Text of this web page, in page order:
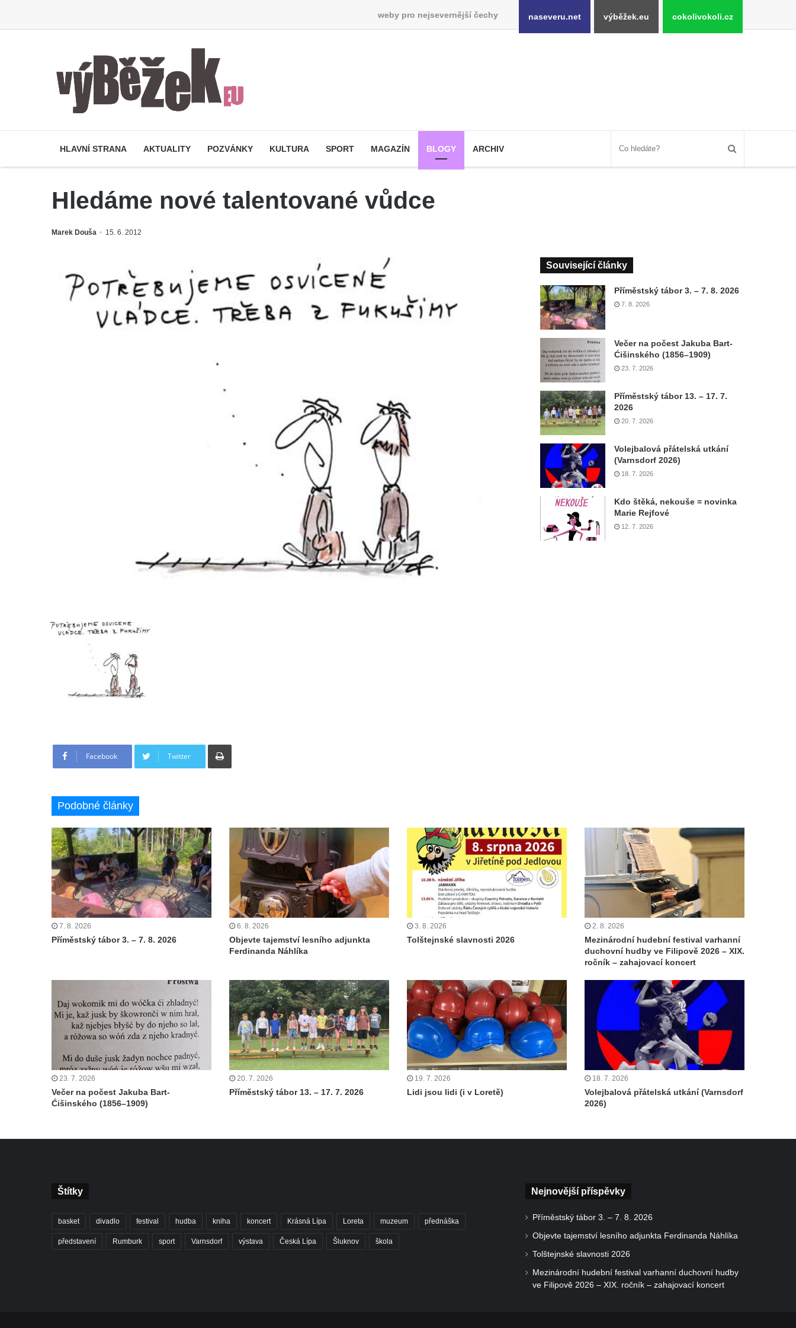
weby pro nejsevernější čechy naseveru.net výběžek.eu cokolivokoli.cz
HLAVNÍ STRANA AKTUALITY POZVÁNKY KULTURA SPORT MAGAZÍN BLOGY ARCHIV
Hledáme nové talentované vůdce
Marek Douša 15. 6. 2012
Facebook Twitter
Tisknout
Související články
Příměstský tábor 3. – 7. 8. 2026
7. 8. 2026
Večer na počest Jakuba Bart-
Ćišinského (1856–1909)
23. 7. 2026
Příměstský tábor 13. – 17. 7.
2026
20. 7. 2026
Volejbalová přátelská utkání
(Varnsdorf 2026)
18. 7. 2026
Kdo štěká, nekouše = novinka
Marie Rejfové
12. 7. 2026
Podobné články
7. 8. 2026
Příměstský tábor 3. – 7. 8. 2026
6. 8. 2026
Objevte tajemství lesního adjunkta
Ferdinanda Náhlíka
3. 8. 2026
Tolštejnské slavnosti 2026
2. 8. 2026
Mezinárodní hudební festival varhanní
duchovní hudby ve Filipově 2026 – XIX.
ročník – zahajovací koncert
23. 7. 2026
Večer na počest Jakuba Bart-
Ćišinského (1856–1909)
20. 7. 2026
Příměstský tábor 13. – 17. 7. 2026
19. 7. 2026
Lidi jsou lidi (i v Loretě)
18. 7. 2026
Volejbalová přátelská utkání (Varnsdorf
2026)
Štítky
basket divadlo festival hudba kniha koncert Krásná Lípa Loreta muzeum přednáška
představení Rumburk sport Varnsdorf výstava Česká Lípa Šluknov škola
Nejnovější příspěvky
Příměstský tábor 3. – 7. 8. 2026
Objevte tajemství lesního adjunkta Ferdinanda Náhlíka
Tolštejnské slavnosti 2026
Mezinárodní hudební festival varhanní duchovní hudby
ve Filipově 2026 – XIX. ročník – zahajovací koncert